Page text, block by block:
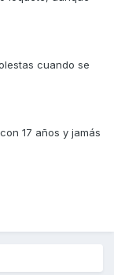
cuando se
17 años y jamás